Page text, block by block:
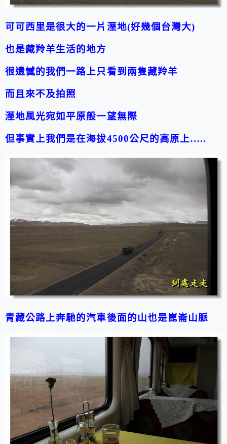
可可西里是很大的一片溼地(好幾個台灣大)
也是藏羚羊生活的地方
很遺憾的我們一路上只看到兩隻藏羚羊
而且來不及拍照
溼地風光宛如平原般一望無際
但事實上我們是在海拔4500公尺的高原上…..
青藏公路上奔馳的汽車後面的山也是崑崙山脈